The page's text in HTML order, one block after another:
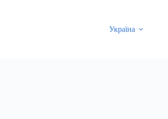
Україна